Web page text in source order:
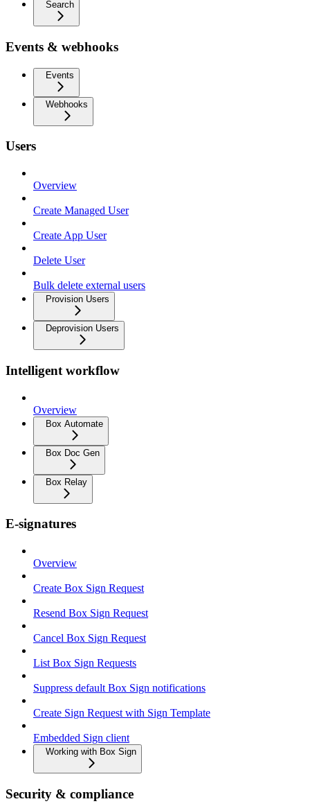
Search
Events & webhooks
Events
Webhooks
Users
Overview
Create Managed User
Create App User
Delete User
Bulk delete external users
Provision Users
Deprovision Users
Intelligent workflow
Overview
Box Automate
Box Doc Gen
Box Relay
E-signatures
Overview
Create Box Sign Request
Resend Box Sign Request
Cancel Box Sign Request
List Box Sign Requests
Suppress default Box Sign notifications
Create Sign Request with Sign Template
Embedded Sign client
Working with Box Sign
Security & compliance